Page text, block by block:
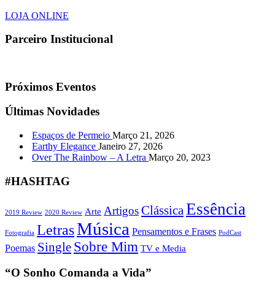
LOJA ONLINE
Parceiro Institucional
Próximos Eventos
Últimas Novidades
Espaços de Permeio Março 21, 2026
Earthy Elegance Janeiro 27, 2026
Over The Rainbow – A Letra Março 20, 2023
#HASHTAG
2019 Review 2020 Review Arte ArtigosClássica Essência
Fotografia LetrasMúsica Pensamentos e Frases PodCast
Poemas Single Sobre Mim TV e Media
“O Sonho Comanda a Vida”